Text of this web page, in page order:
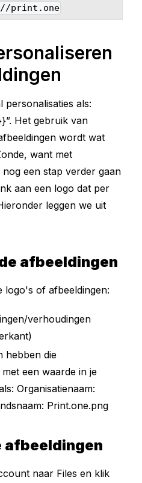
print.one
personalisaties als:
Het gebruik van
wordt wat
want met
een stap verder gaan
aan een logo dat per
leggen we uit
afbeeldingen
logo's of afbeeldingen:
verhoudingen
hebben die
een waarde in je
Organisatienaam:
Print.one.png
afbeeldingen
naar Files en klik